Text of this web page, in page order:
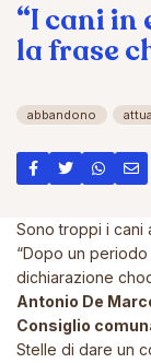
“I cani in
la frase
abbandono
Sono troppi i cani
“Dopo un
dichiarazione
Antonio De
Consiglio
Stelle di dare un